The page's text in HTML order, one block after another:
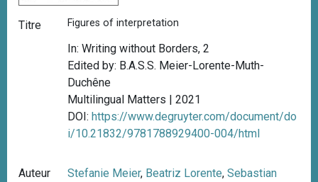
Titre Figures of interpretation
In: Writing without Borders, 2
Edited by: B.A.S.S. Meier-Lorente-Muth-
Duchêne
Multilingual Matters | 2021
DOI:https://www.degruyter.com/document/do
i/10.21832/9781788929400-004/html
Auteur
Stefanie Meier, Beatriz Lorente,Sebastian